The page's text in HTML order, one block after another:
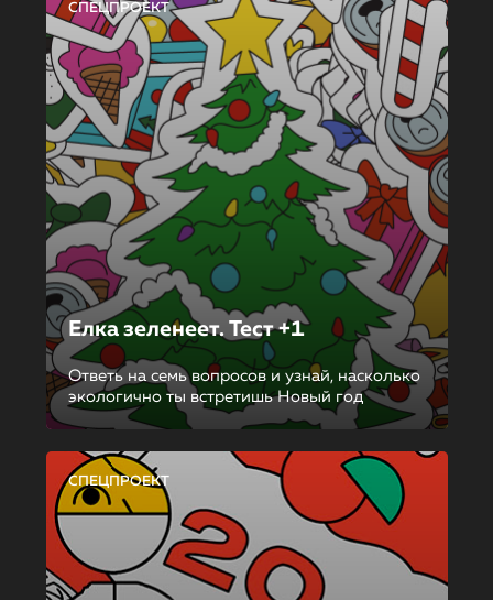
СПЕЦПРОЕКТ
Елка зеленеет. Тест +1
Ответь на семь вопросов и узнай, насколько
экологично ты встретишь Новый год
СПЕЦПРОЕКТ